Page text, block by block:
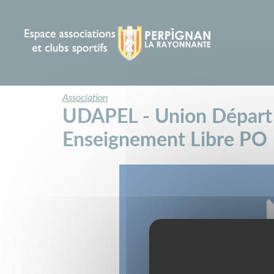
Association
UDAPEL - Union
Enseignement Libre PO